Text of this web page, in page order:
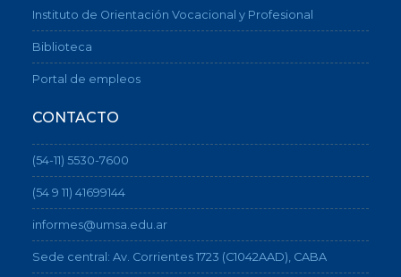
Instituto de Orientación Vocacional y Profesional
Biblioteca
Portal de empleos
CONTACTO
(54-11) 5530-7600
(54 9 11) 41699144
informes@umsa.edu.ar
Sede central: Av. Corrientes 1723 (C1042AAD), CABA